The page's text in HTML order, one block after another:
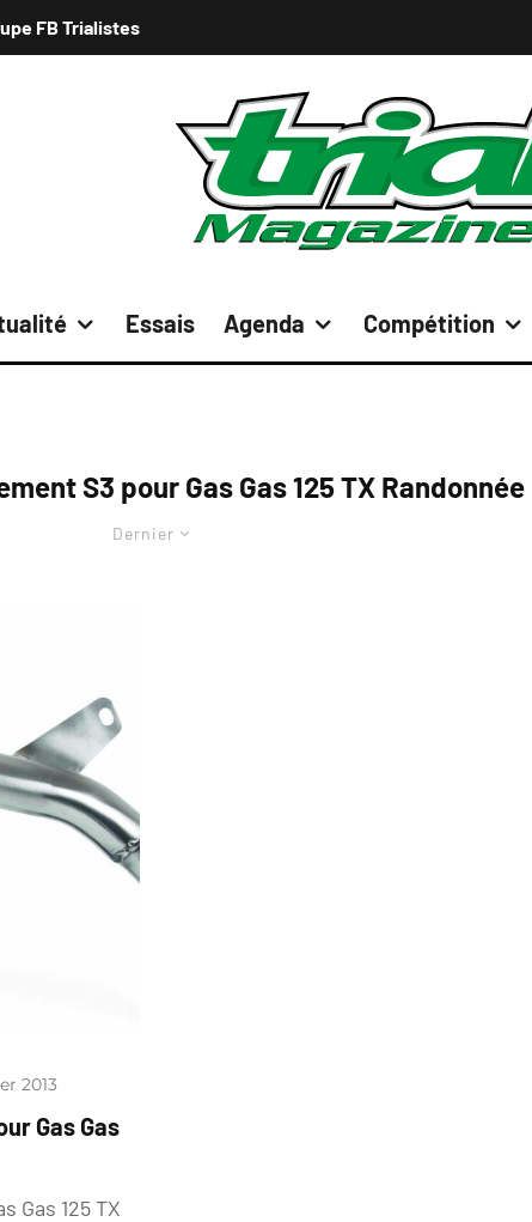
FB Trialistes
Essais Agenda Compétition
S3 pour Gas Gas 125 TX Randonnée
Dernier
2013
Gas Gas
Gas 125 TX